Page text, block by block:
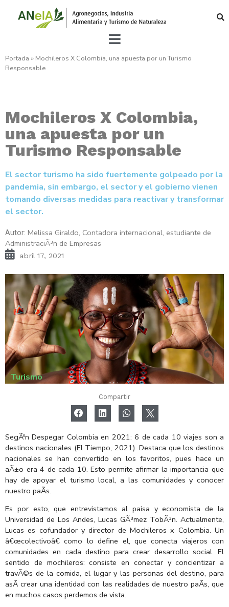
Portada » Mochileros X Colombia, una apuesta por un Turismo
Responsable
Mochileros X Colombia,
una apuesta por un
Turismo Responsable
El sector turismo ha sido fuertemente golpeado por la
pandemia, sin embargo, el sector y el gobierno vienen
tomando diversas medidas para reactivar y transformar
el sector.
Autor: Melissa Giraldo, Contadora internacional, estudiante de
AdministraciÃ³n de Empresas
abril 17, 2021
Turismo
Compartir
SegÃºn Despegar Colombia en 2021: 6 de cada 10 viajes son a
destinos nacionales (El Tiempo, 2021). Destaca que los destinos
nacionales se han convertido en los favoritos, pues hace un
aÃ±o era 4 de cada 10. Esto permite afirmar la importancia que
hay de apoyar el turismo local, a las comunidades y conocer
nuestro paÃ­s.
Es por esto, que entrevistamos al paisa y economista de la
Universidad de Los Andes, Lucas GÃ³mez TobÃ³n. Actualmente,
Lucas es cofundador y director de Mochileros x Colombia. Un
â€œcolectivoâ€ como lo define el, que conecta viajeros con
comunidades en cada destino para crear desarrollo social. El
sentido de mochileros: consiste en conectar y concientizar a
travÃ©s de la comida, el lugar y las personas del destino, para
asÃ­ crear una identidad con las realidades de nuestro paÃ­s, que
en muchos casos perdemos de vista.